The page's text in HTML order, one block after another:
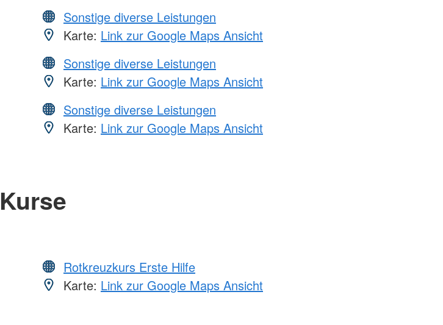
Sonstige diverse Leistungen
Karte: Link zur Google Maps Ansicht
Sonstige diverse Leistungen
Karte: Link zur Google Maps Ansicht
Sonstige diverse Leistungen
Karte: Link zur Google Maps Ansicht
Kurse
Rotkreuzkurs Erste Hilfe
Karte: Link zur Google Maps Ansicht